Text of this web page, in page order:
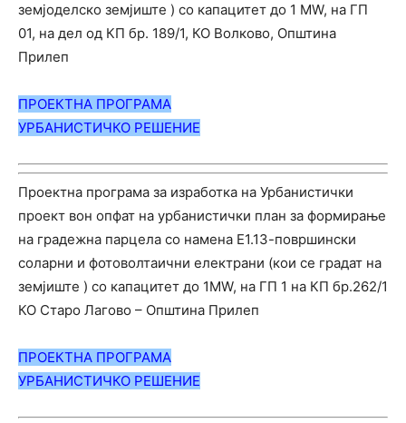
земјоделско земјиште ) со капацитет до 1 MW, на ГП
01, на дел од КП бр. 189/1, КО Волково, Општина
Прилеп
ПРОЕКТНА ПРОГРАМА
УРБАНИСТИЧКО РЕШЕНИЕ
Проектна програма за изработка на Урбанистички
проект вон опфат на урбанистички план за формирање
на градежна парцела со намена Е1.13-површински
соларни и фотоволтаични електрани (кои се градат на
земјиште ) со капацитет до 1MW, на ГП 1 на КП бр.262/1
КО Старо Лагово – Општина Прилеп
ПРОЕКТНА ПРОГРАМА
УРБАНИСТИЧКО РЕШЕНИЕ